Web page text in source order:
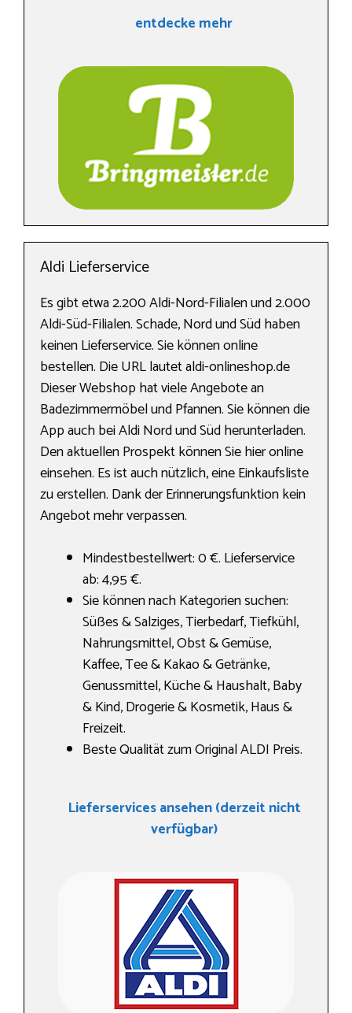
entdecke mehr
Aldi Lieferservice
Es gibt etwa 2.200 Aldi-Nord-Filialen und 2.000
Aldi-Süd-Filialen. Schade, Nord und Süd haben
keinen Lieferservice. Sie können online
bestellen. Die URL lautet aldi-onlineshop.de
Dieser Webshop hat viele Angebote an
Badezimmermöbel und Pfannen. Sie können die
App auch bei Aldi Nord und Süd herunterladen.
Den aktuellen Prospekt können Sie hier online
einsehen. Es ist auch nützlich, eine Einkaufsliste
zu erstellen. Dank der Erinnerungsfunktion kein
Angebot mehr verpassen.
Mindestbestellwert: 0 €. Lieferservice
ab: 4,95 €.
Sie können nach Kategorien suchen:
Süßes & Salziges, Tierbedarf, Tiefkühl,
Nahrungs­mittel, Obst & Gemüse,
Kaffee, Tee & Kakao & Getränke,
Genussmittel, Küche & Haushalt, Baby
& Kind, Drogerie & Kosmetik, Haus &
Freizeit.
Beste Qualität zum Original ALDI Preis.
Lieferservices ansehen (derzeit nicht
verfügbar)